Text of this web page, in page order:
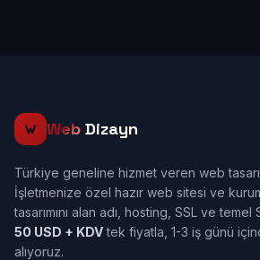
Web Dizayn
Türkiye geneline hizmet veren web
İşletmenize özel hazır web sitesi ve
tasarımını alan adı, hosting, SSL ve temel
50 USD + KDVtek fiyatla, 1-3 iş günü
alıyoruz.